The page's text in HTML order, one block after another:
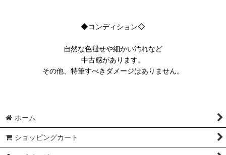
◆コンディション◇
自然な色褪せや細かい汚れなど
中古感があります。
その他、特筆すべきダメージはありません。
ホーム
ショッピングカート